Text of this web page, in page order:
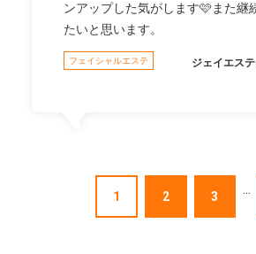
ンアップした気がします🩷また継
たいと思います。
フェイシャルエステ ジェイエス
1 2 3 ...